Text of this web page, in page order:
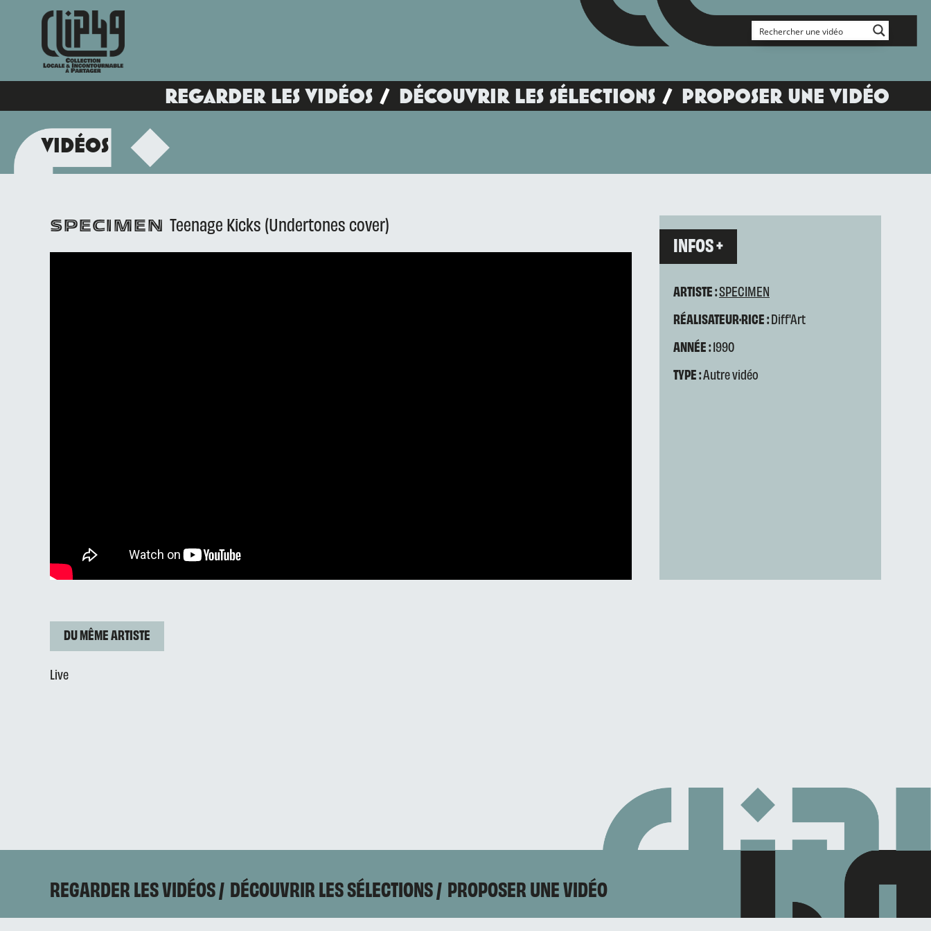
REGARDER LES VIDÉOS DÉCOUVRIR LES SÉLECTIONS PROPOSER UNE VIDÉO
VIDÉOS
SPECIMEN Teenage Kicks (Undertones cover)
INFOS +
ARTISTE :SPECIMEN
RÉALISATEUR·RICE :Diff'Art
ANNÉE :1990
TYPE :Autre vidéo
DU MÊME ARTISTE
Live
REGARDER LES VIDÉOS DÉCOUVRIR LES SÉLECTIONS PROPOSER UNE VIDÉO